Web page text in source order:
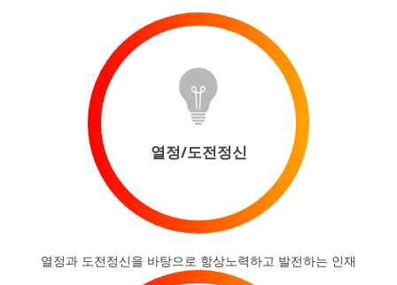
열정/도전정신
열정과 도전정신을 바탕으로 항상노력하고 발전하는 인재